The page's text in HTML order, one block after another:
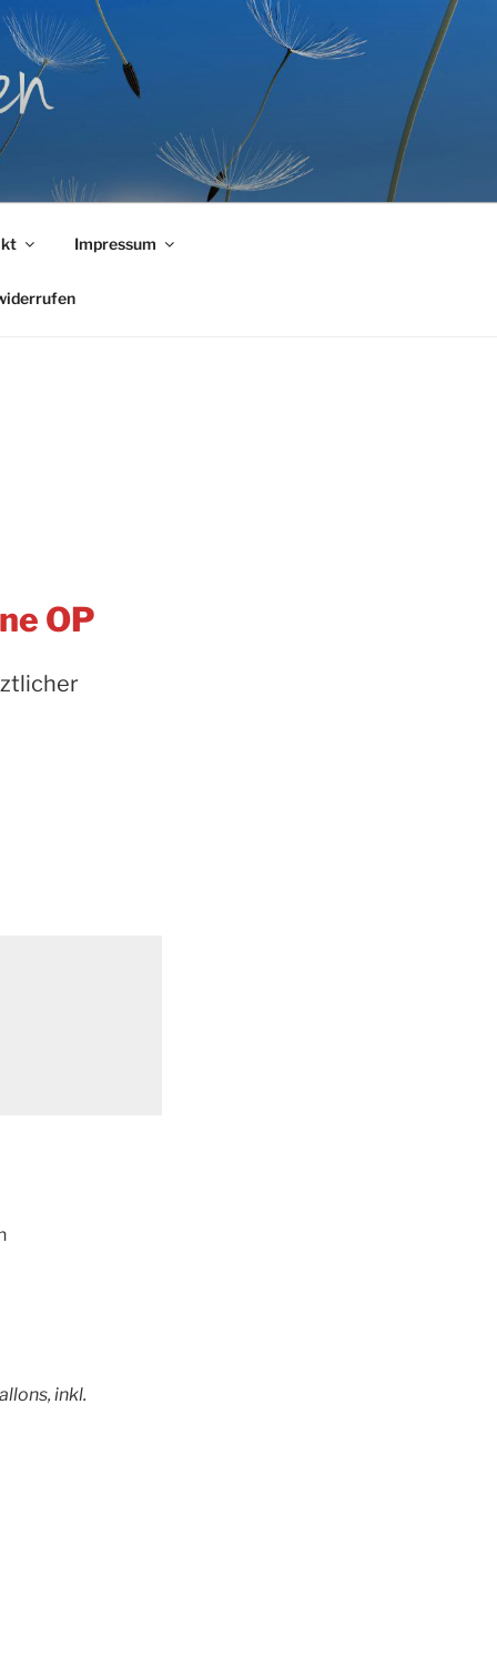
Impressum
OP
inkl.